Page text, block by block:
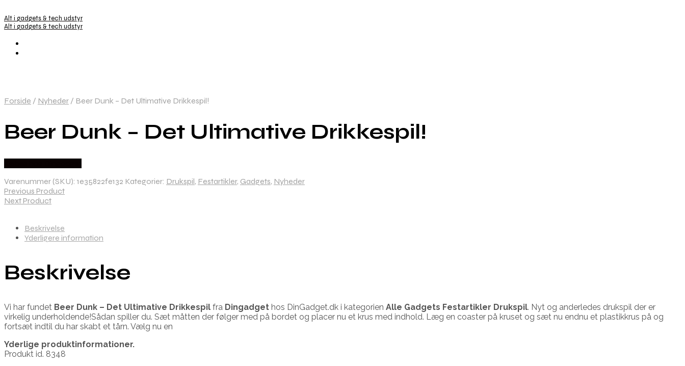
Alt i gadgets & tech udstyr
Alt i gadgets & tech udstyr
Forside / Nyheder / Beer Dunk – Det Ultimative Drikkespil!
Beer Dunk – Det Ultimative Drikkespil!
Varenummer (SKU): 1e35822fe132 Kategorier: Drukspil, Festartikler, Gadgets, Nyheder
Previous Product
Next Product
Beskrivelse
Yderligere information
Beskrivelse
Vi har fundet Beer Dunk – Det Ultimative Drikkespil fra Dingadget hos DinGadget.dk i kategorien Alle Gadgets Festartikler Drukspil. Nyt og anderledes drukspil der er
virkelig underholdende!Sådan spiller du. Sæt måtten der følger med på bordet og placer nu et krus med indhold. Læg en coaster på kruset og sæt nu endnu et plastikkrus på og
fortsæt indtil du har skabt et tårn. Vælg nu en
Yderlige produktinformationer.
Produkt id. 8348